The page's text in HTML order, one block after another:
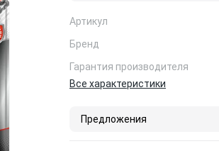
Артикул
Бренд
Гарантия производителя
Все характеристики
Предложения